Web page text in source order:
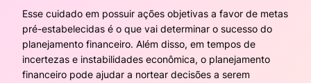
Esse cuidado em possuir ações objetivas a favor de metas
pré-estabelecidas é o que vai determinar o sucesso do
planejamento financeiro. Além disso, em tempos de
incertezas e instabilidades econômica, o planejamento
financeiro pode ajudar a nortear decisões a serem